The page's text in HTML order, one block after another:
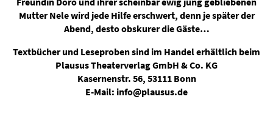
Mutter Nele wird jede Hilfe erschwert, denn je später der
Abend, desto obskurer die Gäste…
Textbücher und Leseproben sind im Handel erhältlich beim
Plausus Theaterverlag GmbH & Co. KG
Kasernenstr. 56, 53111 Bonn
E-Mail: info@plausus.de